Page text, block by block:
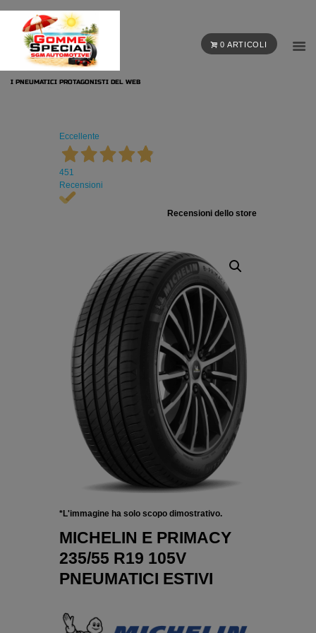
0 ARTICOLI
I PNEUMATICI PROTAGONISTI DEL WEB
Eccellente
451
Recensioni
Recensioni dello store
*L'immagine ha solo scopo dimostrativo.
MICHELIN E PRIMACY
235/55 R19 105V
PNEUMATICI ESTIVI